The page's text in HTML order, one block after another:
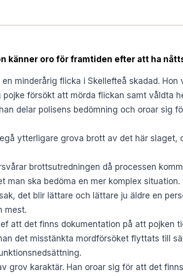
känner oro för framtiden efter att ha
minderårig flicka i Skellefteå skadad.
försökt att mörda flickan samt våldta
delar polisens bedömning och oroar sig
ytterligare grova brott av det här slaget,
brottsutredningen då processen
man ska bedöma en mer komplex situation.
det blir lättare och lättare ju äldre en
mest.
att det finns dokumentation på att pojken
det misstänkta mordförsöket flyttats till
grov karaktär. Han oroar sig för att det